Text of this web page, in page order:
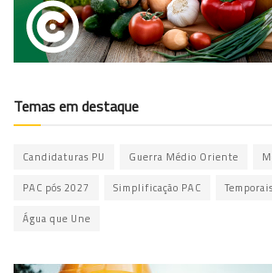
Temas em destaque
Candidaturas PU Guerra Médio Oriente
PAC pós 2027 Simplificação PAC Temporais
Água que Une